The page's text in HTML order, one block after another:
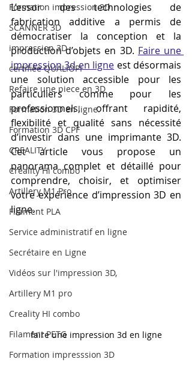
Formation impression 3D
SCANNER 3D
impression 3D
certifiée QUALIOPI
Refaire une piece en 3D
Formation 3D en ligne.
Formation 3D CPF
CREALITY,
Creality Hi combo
Artillery M1 Pro
Filament PLA
Service administratif en ligne
Secrétaire en Ligne
Vidéos sur l'impression 3D,
Artillery M1 pro
Creality HI combo
Filament PETG
Formation impresssion 3D
L’essor des technologies de
fabrication additive a permis de
démocratiser la conception et la
production d’objets en 3D. Faire une
impression 3d en ligne est désormais
une solution accessible pour les
particuliers comme pour les
professionnels, offrant rapidité,
flexibilité et qualité sans nécessité
d’investir dans une imprimante 3D.
Cet article vous propose un
panorama complet et détaillé pour
comprendre, choisir, et optimiser
votre expérience d’impression 3D en
ligne.
faire une impression 3d en ligne